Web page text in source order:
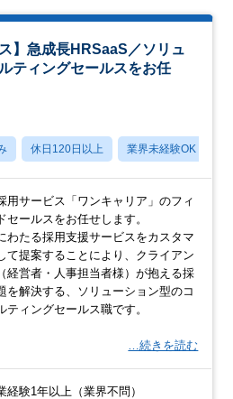
】急成長HRSaaS／ソリュ
ティングセールスをお任
休日120日以上 業界未経験OK
用サービス「ワンキャリア」のフィ
セールスをお任せします。
わたる採用支援サービスをカスタマ
て提案することにより、クライアン
経営者・人事担当者様）が抱える採
を解決する、ソリューション型のコ
ティングセールス職です。
…続きを読む
経験1年以上（業界不問）